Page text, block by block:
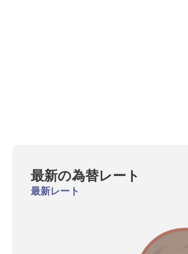
最新の為替レート
最新レート